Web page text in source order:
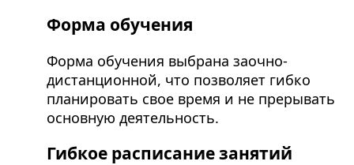
Форма обучения
Форма обучения выбрана заочно-
дистанционной, что позволяет гибко
планировать свое время и не прерывать
основную деятельность.
Гибкое расписание занятий